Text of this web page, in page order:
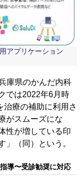
アプリケーション
庫県のかんだ内科
では2022年6月時
療の補助に利用さ
がスムーズにな
性が増している印
」（同）という。
導〜受診勧奨に対応